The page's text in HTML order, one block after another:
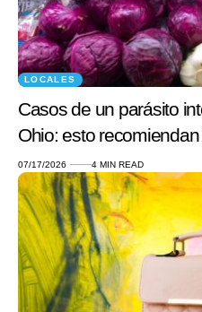
LOCALES
Casos de un parásito
Ohio: esto
07/17/2026 4 MIN READ